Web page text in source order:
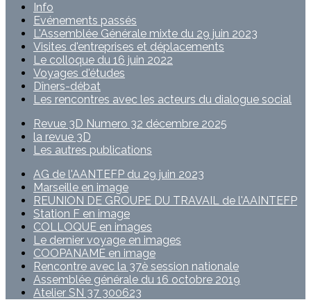
Info
Evénements passés
L'Assemblée Générale mixte du 29 juin 2023
Visites d'entreprises et déplacements
Le colloque du 16 juin 2022
Voyages d'études
Dîners-débat
Les rencontres avec les acteurs du dialogue social
Revue 3D Numero 32 décembre 2025
la revue 3D
Les autres publications
AG de l'AANTEFP du 29 juin 2023
Marseille en image
REUNION DE GROUPE DU TRAVAIL de l'AAINTEFP
Station F en image
COLLOQUE en images
Le dernier voyage en images
COOPANAME en image
Rencontre avec la 37è session nationale
Assemblée générale du 16 octobre 2019
Atelier SN 37 300623